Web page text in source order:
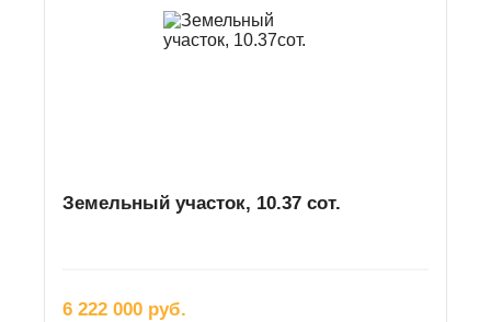
Земельный участок, 10.37 сот.
6 222 000 руб.